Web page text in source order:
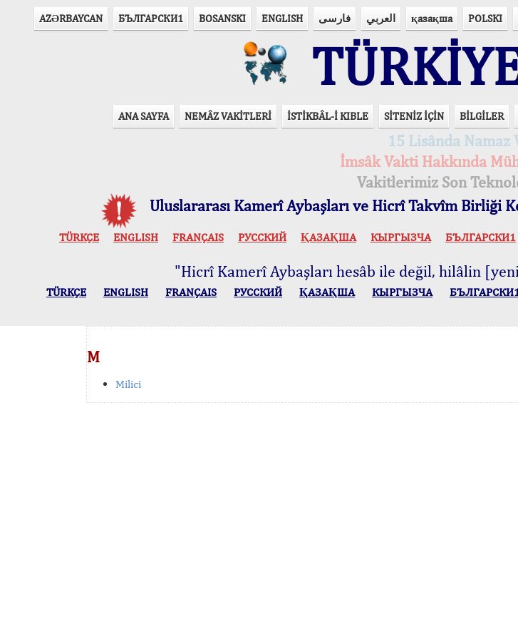
AZӘRBAYCAN БЪЛГАРСКИ1 BOSANSKI ENGLISH فارسی العربي қазақша POLSKI
ANA SAYFA NEMÂZ VAKİTLERİ İSTİKBÂL-İ KIBLE SİTENİZ İÇİN BİLGİLER
15 Lisânda Namaz
İmsâk Vakti Hakkında
Vakitlerimiz Son
Uluslararası Kamerî Aybaşları ve Hicrî Takvîm Birliği
TÜRKÇE ENGLISH FRANÇAIS РУССКИЙ ҚАЗАҚША КЫPГЫЗЧA БЪЛГАРСКИ1
"Hicrî Kamerî Aybaşları hesâb ile değil, hilâlin
TÜRKÇE ENGLISH FRANÇAIS РУССКИЙ ҚАЗАҚША КЫPГЫЗЧA
M
Milici